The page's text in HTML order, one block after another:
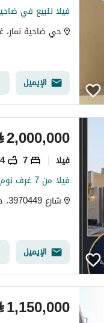
فيلا للبيع في
حي ضاحية نمار،
الإيميل
2,000,000
فیلا 7
4
فيلا من 7 غرف نوم للبيع في منطقة النمار، الرياض
شارع 3970449، حي ضاحية نمار، غرب الرياض، الرياض
الإيميل
1,150,000